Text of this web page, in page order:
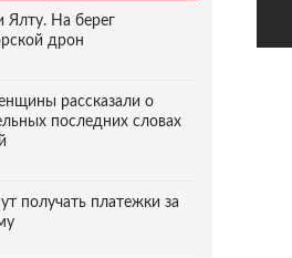
Ялту. На берег
дрон
рассказали о
последних словах
получать платежки за